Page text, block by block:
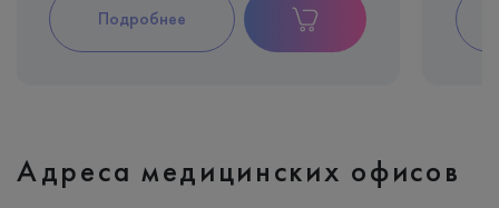
Подробнее
Адреса медицинских офисов